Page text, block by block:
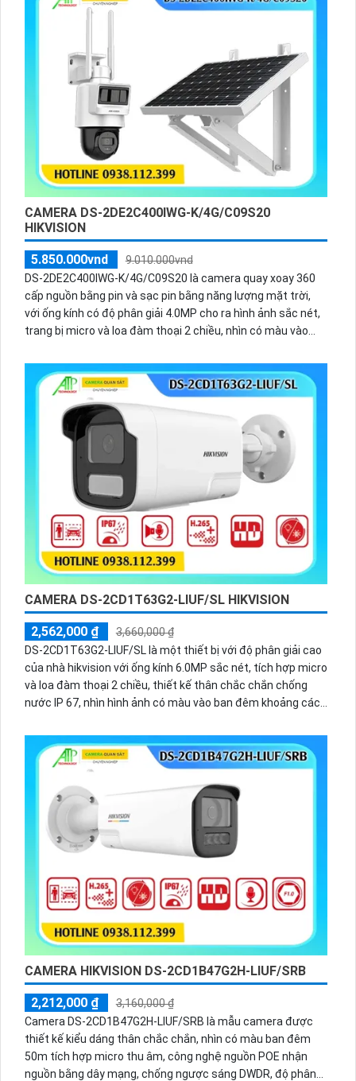
CAMERA DS-2DE2C400IWG-K/4G/C09S20
HIKVISION
5.850.000vnd
9.010.000vnd
DS-2DE2C400IWG-K/4G/C09S20 là camera quay xoay 360
cấp nguồn bằng pin và sạc pin bằng năng lượng mặt trời,
với ống kính có độ phân giải 4.0MP cho ra hình ảnh sắc nét,
trang bị micro và loa đàm thoại 2 chiều, nhìn có màu vào
CAMERA DS-2CD1T63G2-LIUF/SL HIKVISION
2,562,000 ₫
3,660,000 ₫
DS-2CD1T63G2-LIUF/SL là một thiết bị với độ phân giải cao
của nhà hikvision với ống kính 6.0MP sắc nét, tích hợp micro
và loa đàm thoại 2 chiều, thiết kế thân chắc chắn chống
nước IP 67, nhìn hình ảnh có màu vào ban đêm khoảng cách
CAMERA HIKVISION DS-2CD1B47G2H-LIUF/SRB
2,212,000 ₫
3,160,000 ₫
Camera DS-2CD1B47G2H-LIUF/SRB là mẫu camera được
thiết kế kiểu dáng thân chắc chắn, nhìn có màu ban đêm
50m tích hợp micro thu âm, công nghệ nguồn POE nhận
nguồn bằng dây mạng, chống ngược sáng DWDR, độ phân